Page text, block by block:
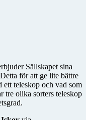
Sällskapet sina
för att ge lite bättre
ett teleskop och vad som
tre olika sorters teleskop